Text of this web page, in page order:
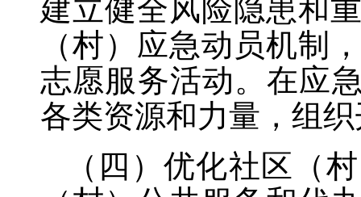
建立健全风险隐患和
（村）应急动员机制
志愿服务活动。在应
各类资源和力量，组
（四）优化社区（